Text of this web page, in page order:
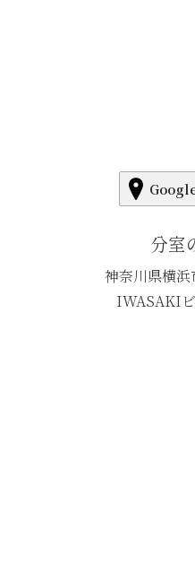
分室
神奈川県横浜
IWASAKI